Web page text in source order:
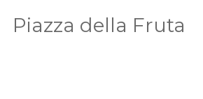
Piazza della Fruta